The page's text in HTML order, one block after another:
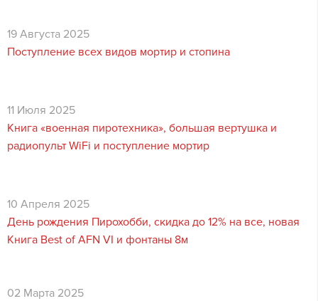
19 Августа 2025
Поступление всех видов мортир и стопина
11 Июля 2025
Книга «военная пиротехника», большая вертушка и
радиопульт WiFi и поступление мортир
10 Апреля 2025
День рождения Пирохобби, скидка до 12% на все, новая
Книга Best of AFN VI и фонтаны 8м
02 Марта 2025